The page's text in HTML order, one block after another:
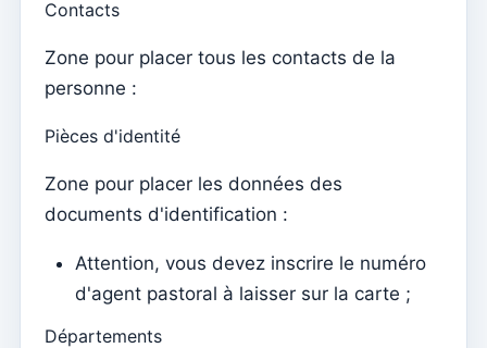
Types de documents
Notification des montants ouverts (par email)
Reçu
Note de dette (Retour)
Note de dette
Donation
Contacts
Zone pour placer tous les contacts de la
personne :
Pièces d'identité
Zone pour placer les données des
documents d'identification :
Attention, vous devez inscrire le numéro
d'agent pastoral à laisser sur la carte ;
Départements